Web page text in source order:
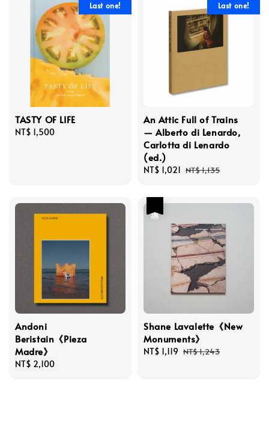
Last one!
TASTY OF LIFE
Regular
NT$ 1,500
Last one!
An Attic Full of Trains
— Alberto di Lenardo,
Carlotta di Lenardo
(ed.)
Sale
NT$ 1,021 Regular
NT$ 1,135
Andoni
Beristain《Pieza
Madre》
Regular
NT$ 2,100
Shane Lavalette《New
Monuments》
Sale
NT$ 1,119 Regular
NT$ 1,243